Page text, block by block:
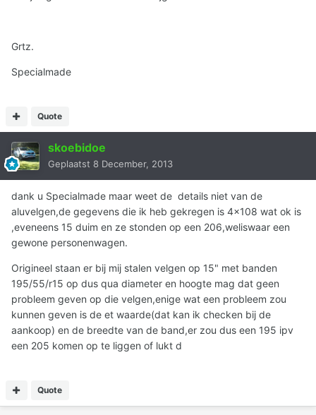
Grtz.
Specialmade
Quote
skoebidoe
Geplaatst 8 December, 2013
dank u Specialmade maar weet de details niet van de
aluvelgen,de gegevens die ik heb gekregen is 4x108 wat ok is
,eveneens 15 duim en ze stonden op een 206,weliswaar een
gewone personenwagen.
Origineel staan er bij mij stalen velgen op 15" met banden
195/55/r15 op dus qua diameter en hoogte mag dat geen
probleem geven op die velgen,enige wat een probleem zou
kunnen geven is de et waarde(dat kan ik checken bij de
aankoop) en de breedte van de band,er zou dus een 195 ipv
een 205 komen op te liggen of lukt d
Quote